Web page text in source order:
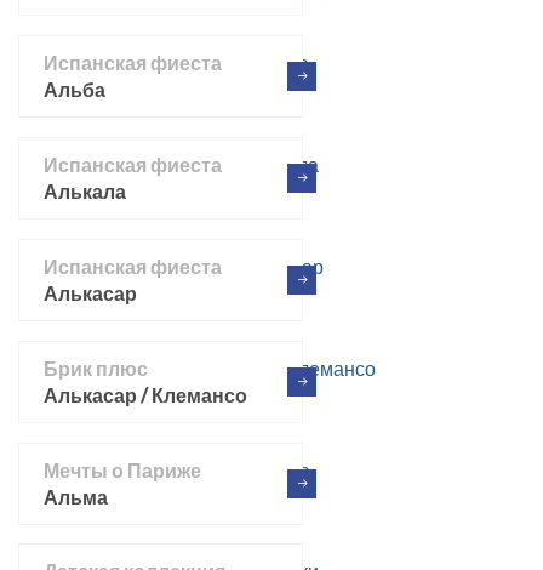
Испанская фиеста
Альба
Испанская фиеста
Алькала
Испанская фиеста
Алькасар
Брик плюс
Алькасар / Клемансо
Мечты о Париже
Альма